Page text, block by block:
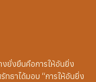
ยั่งยืนคือการให้อันยิ่ง
ธาได้มอบ “การให้อันยิ่ง